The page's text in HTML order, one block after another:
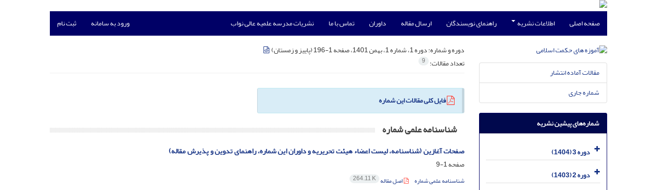
صفحه اصلی اطلاعات نشریه راهنمای نویسندگان ارسال مقاله داوران تماس با ما نشریات مدرسه علمیه عالی نواب ورود به سامانه ثبت نام
دوره و شماره:دوره 1، شماره 1، بهمن 1401، صفحه 1-196 (پاییز و زمستان)
تعداد مقالات: 9
فایل کلی مقالات این شماره
شناسنامه علمی شماره
صفحات آغازین (شناسنامه، لیست اعضاء هیئت تحریریه و داوران این شماره، راهنمای تدوین و پذیرش مقاله)
صفحه1-9
شناسنامه علمی شماره اصل مقاله 264.11 K
مقالات آماده انتشار
شماره جاری
شماره‌های پیشین نشریه
دوره 3 (1404)
دوره 2 (1403)